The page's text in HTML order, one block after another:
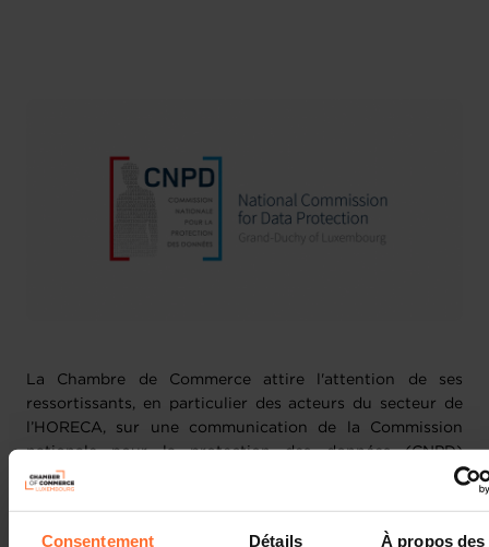
Consentement Détails À propos
La Chambre de Commerce attire l'attention de ses
ressortissants, en particulier des acteurs du secteur de
l’HORECA, sur une communication de la Commission
nationale pour la protection des données (CNPD)
concernant le traitement des documents d'identité des